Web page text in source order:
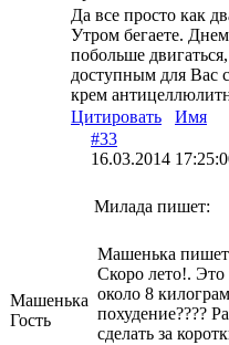
Да все просто как
Утром бегаете.
побольше
доступным для Вас
крем
Цитировать
Имя
Машенька
Гость
#33
16.03.2014
Милада пишет:
Машенька
Скоро лето!. Это
около 8
похудение????
сделать за